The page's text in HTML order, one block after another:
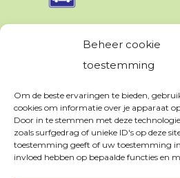
Beheer cookie
toestemming
Om de beste ervaringen te bieden,
cookies om informatie over je apparaat
Door in te stemmen met deze
zoals surfgedrag of unieke ID's op deze
toestemming geeft of uw toestemming
invloed hebben op bepaalde functies en
PRIVACY &
Algemene voorwaarden
Appartementen
Kampeerreglement
Privacy verklaring